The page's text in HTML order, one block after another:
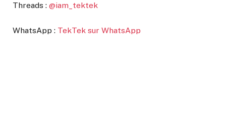
Threads : @iam_tektek
WhatsApp : TekTek sur WhatsApp